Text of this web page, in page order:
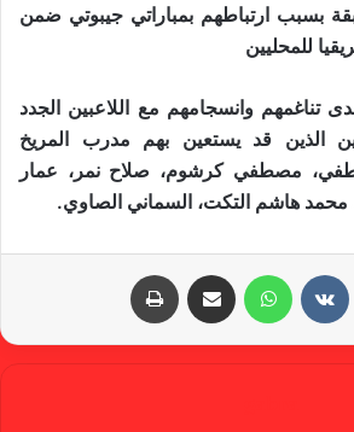
بسبب ارتباطهم بمباراتي جيبوتي ضمن
للمحليين
تناغمهم وانسجامهم مع اللاعبين الجدد
الذين قد يستعين بهم مدرب المريخ
مصطفي كرشوم، صلاح نمر، عمار
محمد هاشم التكت، السماني الصاوي.
واتساب